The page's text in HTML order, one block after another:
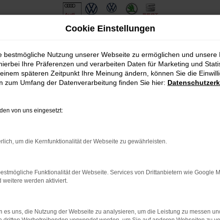
bestimmter Seiten verhindern. Funktioniert die Seite in
dem neuesten Stand sind.
kann auch dazu führen, dass bestimmte Funktionen nicht
Cookie Einstellungen
bestmögliche Nutzung unserer Webseite zu ermöglichen und unsere
Ihre Präferenzen und verarbeiten Daten für Marketing und
späteren Zeitpunkt Ihre Meinung ändern, können Sie die
zum Umfang der Datenverarbeitung finden Sie hier:
von uns eingesetzt:
um die Kernfunktionalität der Webseite zu gewährleisten.
Funktionalität der Webseite. Services von Drittanbietern wie Google
weitere werden aktiviert.
es uns, die Nutzung der Webseite zu analysieren, um die Leistung zu messen